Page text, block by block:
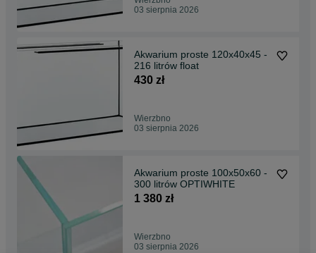
03 sierpnia 2026
Akwarium proste 120x40x45 -
216 litrów float
430 zł
Wierzbno
03 sierpnia 2026
Akwarium proste 100x50x60 -
300 litrów OPTIWHITE
1 380 zł
Wierzbno
03 sierpnia 2026